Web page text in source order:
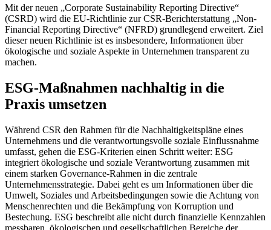
Mit der neuen „Corporate Sustainability Reporting Directive“
(CSRD) wird die EU-Richtlinie zur CSR-Berichterstattung „Non-
Financial Reporting Directive“ (NFRD) grundlegend erweitert. Ziel
dieser neuen Richtlinie ist es insbesondere, Informationen über
ökologische und soziale Aspekte in Unternehmen transparent zu
machen.
ESG-Maßnahmen nachhaltig in die
Praxis umsetzen
Während CSR den Rahmen für die Nachhaltigkeitspläne eines
Unternehmens und die verantwortungsvolle soziale Einflussnahme
umfasst, gehen die ESG-Kriterien einen Schritt weiter: ESG
integriert ökologische und soziale Verantwortung zusammen mit
einem starken Governance-Rahmen in die zentrale
Unternehmensstrategie. Dabei geht es um Informationen über die
Umwelt, Soziales und Arbeitsbedingungen sowie die Achtung von
Menschenrechten und die Bekämpfung von Korruption und
Bestechung. ESG beschreibt alle nicht durch finanzielle Kennzahlen
messbaren, ökologischen und gesellschaftlichen Bereiche der